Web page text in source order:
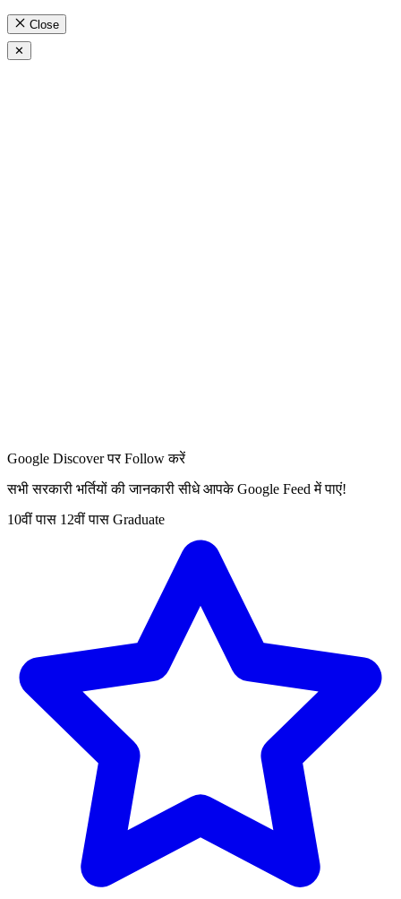
Close
✕
Google Discover पर Follow करें
सभी सरकारी भर्तियों की जानकारी सीधे आपके Google Feed में पाएं!
10वीं पास 12वीं पास Graduate